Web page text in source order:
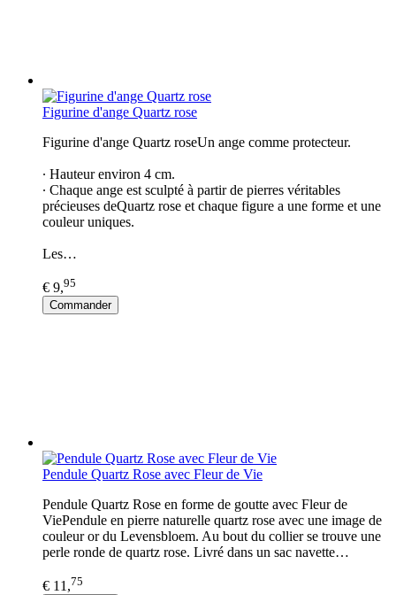
Figurine d'ange Quartz rose
Figurine d'ange Quartz roseUn ange comme protecteur.
∙ Hauteur environ 4 cm.
∙ Chaque ange est sculpté à partir de pierres véritables
précieuses deQuartz rose et chaque figure a une forme et une
couleur uniques.
Les…
€ 9,95
Commander
Pendule Quartz Rose avec Fleur de Vie
Pendule Quartz Rose en forme de goutte avec Fleur de
ViePendule en pierre naturelle quartz rose avec une image de
couleur or du Levensbloem. Au bout du collier se trouve une
perle ronde de quartz rose. Livré dans un sac navette…
€ 11,75